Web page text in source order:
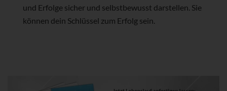
und Erfolge sicher und selbstbewusst darstellen. Sie
können dein Schlüssel zum Erfolg sein.